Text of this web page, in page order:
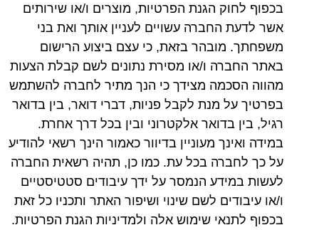
בכפוף לחוק הגנת הפרטיות, מוצרים ו/או שירותים
אשר לדעת החברה עשויים לעניין אותך ואת בני
משפחתך. מובהר בזאת, כי עצם ביצוע הרישום
באתר החברה ו/או מסירת נתונים לשם קבלת הצעות
מהווה הסכמה מצידך כי הנך מתיר לחברה להשתמש
בפרטיך על מנת לקבל פניות, דברי דואר, בין בדואר
רגיל, בין בדואר אלקטרוני ובין בכל דרך אחרת.
במידה ואינך מעוניין בדיוור כאמור הינך רשאי להודיע
על כך לחברה בכל עת. כמו כן, תהיה רשאית החברה
לעשות במידע הנמסר על ידך עיבודים סטטיסטיים
ו/או עיבודים לשם שינוי ושיפור האתר ותכניו כל זאת
בכפוף לתנאי שימוש אלה ולמדיניות הגנת הפרטיות.